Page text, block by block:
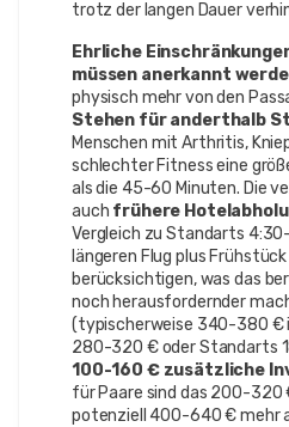
trotz der langen Dauer
Ehrliche
müssen anerkannt
physisch mehr von den
Stehen für anderthalb
Menschen mit Arthritis,
schlechter Fitness eine
als die 45-60 Minuten. Die
auch frühere
Vergleich zu Standarts
längeren Flug plus
berücksichtigen, was das
noch herausfordernder
(typischerweise 340-380 €
280-320 € oder Standarts
100-160 € zusätzliche
für Paare sind das 200-320
potenziell 400-640 € mehr